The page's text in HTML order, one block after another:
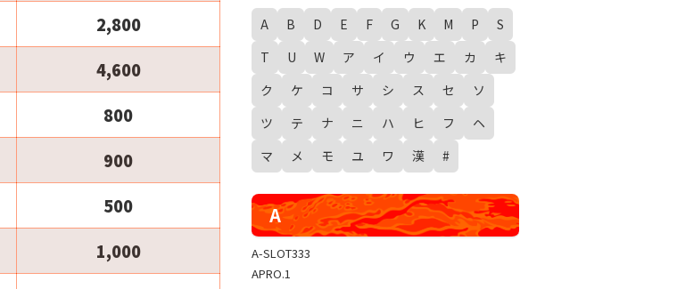
2,800
4,600
800
900
500
1,000
超ギガスラッシュ
新春スタートダッシュ取材
GRAND WARS-新店実践録-
SUGEEEEEEE!
ギャラクシー取材
グランドクラッシュ
トリプルユニオン
天極
玉屋共闘取材
SHOW TIME取材
聖域取材
A B D E F G K M P
S
T
U W ア イ ウ エ カ
キ
ク
ケ コ サ シ ス セ
ソ
ツ
テ ナ ニ ハ ヒ フ
ヘ
マ
メ モ ユ ワ 漢 #
A
A-SLOT333
APRO.1